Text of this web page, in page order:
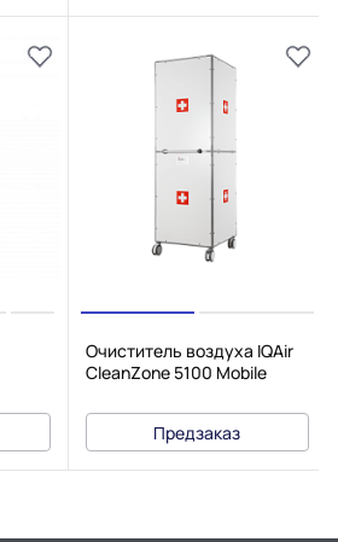
Очиститель воздуха IQAir
CleanZone 5100 Mobile
Предзаказ